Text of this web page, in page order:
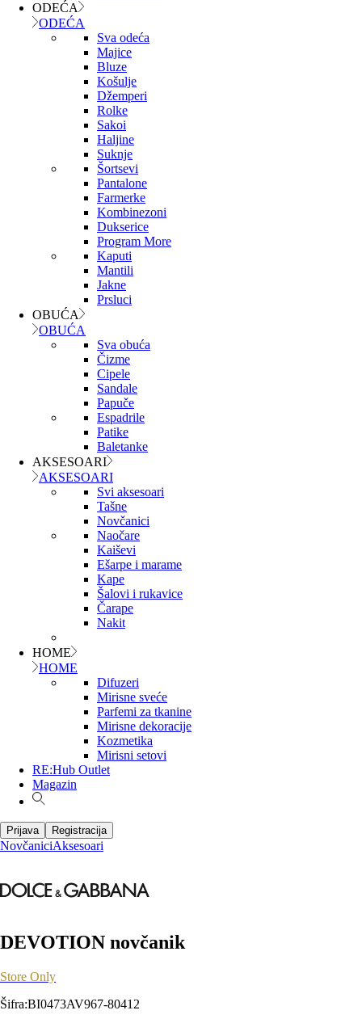
ODEĆA
ODEĆA
Sva odeća
Majice
Bluze
Košulje
Džemperi
Rolke
Sakoi
Haljine
Suknje
Šortsevi
Pantalone
Farmerke
Kombinezoni
Dukserice
Program More
Kaputi
Mantili
Jakne
Prsluci
OBUĆA
OBUĆA
Sva obuća
Čizme
Cipele
Sandale
Papuče
Espadrile
Patike
Baletanke
AKSESOARI
AKSESOARI
Svi aksesoari
Tašne
Novčanici
Naočare
Kaiševi
Ešarpe i marame
Kape
Šalovi i rukavice
Čarape
Nakit
HOME
HOME
Difuzeri
Mirisne sveće
Parfemi za tkanine
Mirisne dekoracije
Kozmetika
Mirisni setovi
RE:Hub Outlet
Magazin
Prijava Registracija
NovčaniciAksesoari
DEVOTION novčanik
Store Only
Šifra:BI0473AV967-80412